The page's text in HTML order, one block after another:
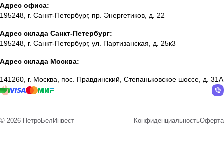
Адрес офиса:
195248, г. Санкт-Петербург, пр. Энергетиков, д. 22
Адрес склада Санкт-Петербург:
195248, г. Санкт-Петербург, ул. Партизанская, д. 25к3
Адрес склада Москва:
141260, г. Москва, пос. Правдинский, Степаньковское шоссе, д. 31А
© 2026 ПетроБелИнвест КонфиденциальностьОферта